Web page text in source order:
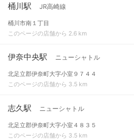
桶川駅 JR高崎線
桶川市南１丁目
このページの店舗から 2.6 km
伊奈中央駅 ニューシャトル
北足立郡伊奈町大字小室９７４４
このページの店舗から 3.5 km
志久駅 ニューシャトル
北足立郡伊奈町大字小室４８３５
このページの店舗から 3.5 km